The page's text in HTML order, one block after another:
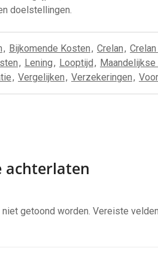
doelstellingen.
, Bijkomende Kosten, Crelan,
, Lening, Looptijd,
, Vergelijken, Verzekeringen,
achterlaten
getoond worden. Vereiste